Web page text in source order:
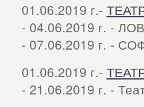
01.06.2019 г.-
- 04.06.2019 г. -
- 07.06.2019 г. -
01.06.2019 г.-
- 21.06.2019 г. -